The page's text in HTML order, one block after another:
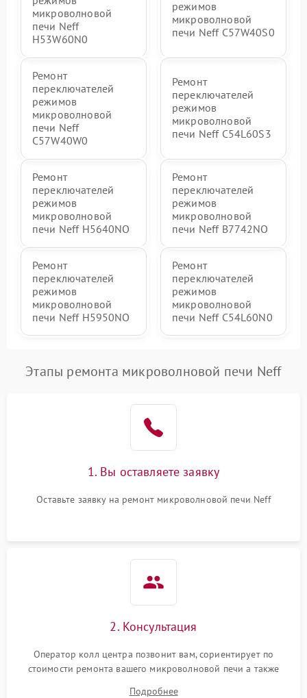
микроволновой
печи Neff
H53W60N0
режимов
микроволновой
печи Neff C57W40S0
Ремонт
переключателей
режимов
микроволновой
печи Neff
C57W40W0
Ремонт
переключателей
режимов
микроволновой
печи Neff C54L60S3
Ремонт
переключателей
режимов
микроволновой
печи Neff H5640NO
Ремонт
переключателей
режимов
микроволновой
печи Neff B7742NO
Ремонт
переключателей
режимов
микроволновой
печи Neff H5950NO
Ремонт
переключателей
режимов
микроволновой
печи Neff C54L60N0
Этапы ремонта микроволновой печи Neff
1. Вы оставляете заявку
Оставьте заявку на ремонт микроволновой печи Neff
2. Консультация
Оператор колл центра позвонит вам, сориентирует по
стоимости ремонта вашего микроволновой печи а также
Подробнее